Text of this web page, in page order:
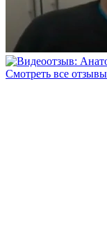
Смотреть все отзывы